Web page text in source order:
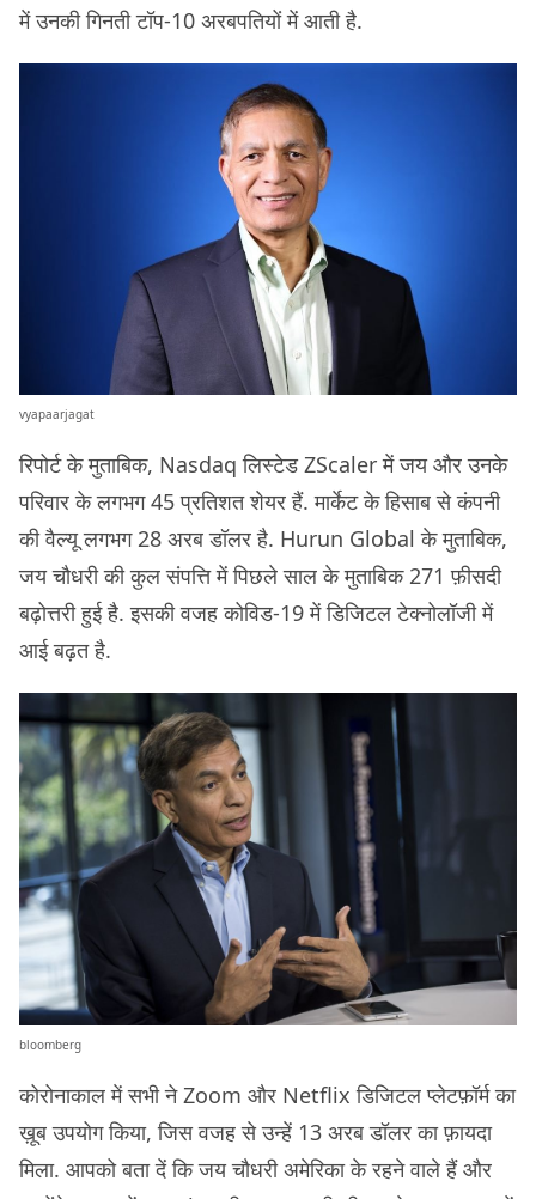
में उनकी गिनती टॉप-10 अरबपतियों में आती है.
vyapaarjagat
रिपोर्ट के मुताबिक, Nasdaq लिस्टेड ZScaler में जय और उनके
परिवार के लगभग 45 प्रतिशत शेयर हैं. मार्केट के हिसाब से कंपनी
की वैल्यू लगभग 28 अरब डॉलर है. Hurun Global के मुताबिक,
जय चौधरी की कुल संपत्ति में पिछले साल के मुताबिक 271 फ़ीसदी
बढ़ोत्तरी हुई है. इसकी वजह कोविड-19 में डिजिटल टेक्नोलॉजी में
आई बढ़त है.
bloomberg
कोरोनाकाल में सभी ने Zoom और Netflix डिजिटल प्लेटफ़ॉर्म का
ख़ूब उपयोग किया, जिस वजह से उन्हें 13 अरब डॉलर का फ़ायदा
मिला. आपको बता दें कि जय चौधरी अमेरिका के रहने वाले हैं और